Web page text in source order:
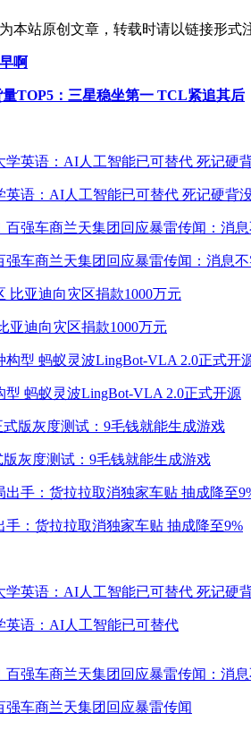
本站原创文章，转载时请以链接形式
啊
TOP5：三星稳坐第一 TCL紧追其后
语：AI人工智能已可替代 死记硬背
车商兰天集团回应暴雷传闻：消息
亚迪向灾区捐款1000万元
型 蚂蚁灵波LingBot-VLA 2.0正式开源
版灰度测试：9毛钱就能生成游戏
：货拉拉取消独家车贴 抽成降至9%
英语：AI人工智能已可替代
车商兰天集团回应暴雷传闻